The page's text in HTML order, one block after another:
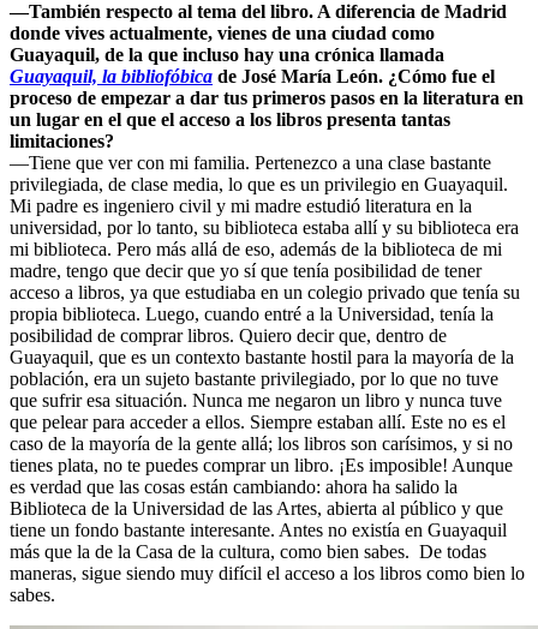
—También respecto al tema del libro. A diferencia de Madrid
donde vives actualmente, vienes de una ciudad como
Guayaquil, de la que incluso hay una crónica llamada
Guayaquil, la bibliofóbica de José María León. ¿Cómo fue el
proceso de empezar a dar tus primeros pasos en la literatura en
un lugar en el que el acceso a los libros presenta tantas
limitaciones?
—Tiene que ver con mi familia. Pertenezco a una clase bastante
privilegiada, de clase media, lo que es un privilegio en Guayaquil.
Mi padre es ingeniero civil y mi madre estudió literatura en la
universidad, por lo tanto, su biblioteca estaba allí y su biblioteca era
mi biblioteca. Pero más allá de eso, además de la biblioteca de mi
madre, tengo que decir que yo sí que tenía posibilidad de tener
acceso a libros, ya que estudiaba en un colegio privado que tenía su
propia biblioteca. Luego, cuando entré a la Universidad, tenía la
posibilidad de comprar libros. Quiero decir que, dentro de
Guayaquil, que es un contexto bastante hostil para la mayoría de la
población, era un sujeto bastante privilegiado, por lo que no tuve
que sufrir esa situación. Nunca me negaron un libro y nunca tuve
que pelear para acceder a ellos. Siempre estaban allí. Este no es el
caso de la mayoría de la gente allá; los libros son carísimos, y si no
tienes plata, no te puedes comprar un libro. ¡Es imposible! Aunque
es verdad que las cosas están cambiando: ahora ha salido la
Biblioteca de la Universidad de las Artes, abierta al público y que
tiene un fondo bastante interesante. Antes no existía en Guayaquil
más que la de la Casa de la cultura, como bien sabes. De todas
maneras, sigue siendo muy difícil el acceso a los libros como bien lo
sabes.